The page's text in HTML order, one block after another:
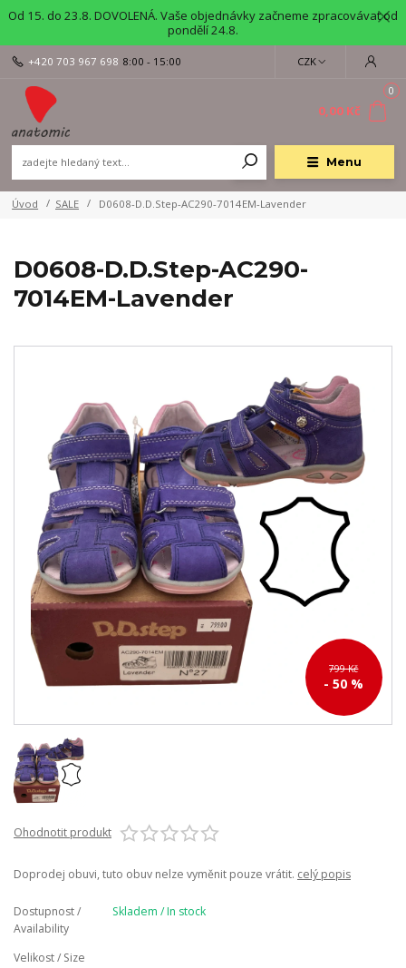
Od 15. do 23.8. DOVOLENÁ. Vaše objednávky začneme zpracovávat od
pondělí 24.8.
Menu
CZK
+420 703 967 698 8:00 - 15:00
0
0,00 Kč
Úvod SALE D0608-D.D.Step-AC290-7014EM-Lavender
D0608-D.D.Step-AC290-
7014EM-Lavender
799 Kč
- 50 %
Ohodnotit produkt
Doprodej obuvi, tuto obuv nelze vyměnit pouze vrátit. celý popis
Dostupnost /
Availability
Skladem / In stock
Velikost / Size